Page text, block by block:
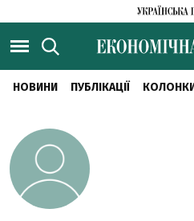
НОВИНИ ПУБЛІКАЦІЇ